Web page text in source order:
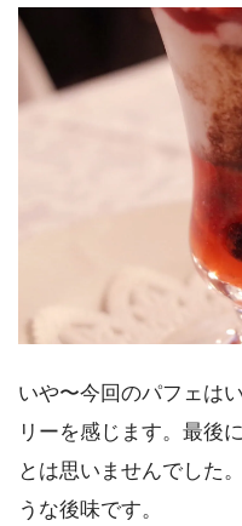
いや〜今回のパフェは
リーを感じます。最後
とは思いませんでした
うな後味です。